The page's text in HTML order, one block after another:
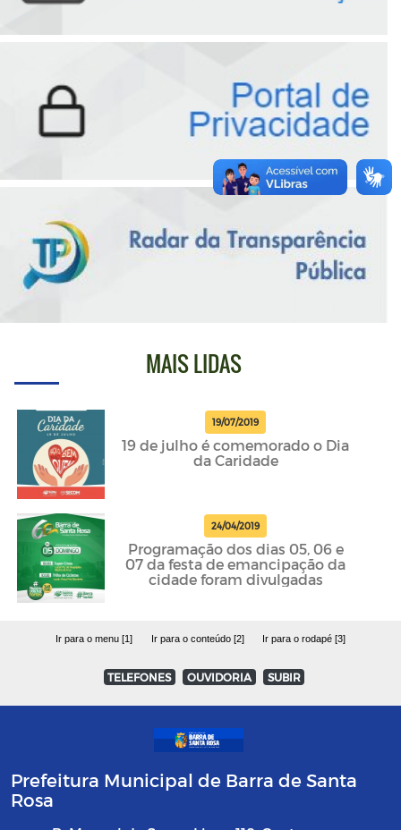
MAIS LIDAS
19/07/2019
19 de julho é comemorado o Dia
da Caridade
24/04/2019
Programação dos dias 05, 06 e
07 da festa de emancipação da
cidade foram divulgadas
Ir para o menu [1] Ir para o conteúdo [2] Ir para o rodapé [3]
TELEFONES OUVIDORIA SUBIR
Prefeitura Municipal de Barra de Santa
Rosa